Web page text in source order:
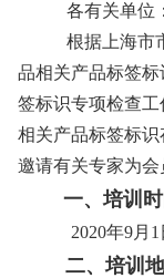
各有关单位：
根据上海市市
品相关产品标签
签标识专项检查
相关产品标签标
邀请有关专家为会
一、培训时
2020年9月1日
二、培训地